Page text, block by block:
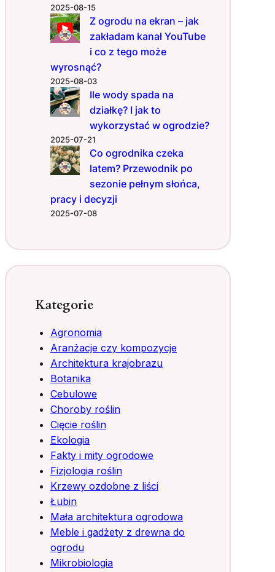
2025-08-15
Z ogrodu na ekran – jak
zakładam kanał YouTube
i co z tego może
wyrosnąć?
2025-08-03
Ile wody spada na
działkę? I jak to
wykorzystać w ogrodzie?
2025-07-21
Co ogrodnika czeka
latem? Przewodnik po
sezonie pełnym słońca,
pracy i decyzji
2025-07-08
Kategorie
Agronomia
Aranżacje czy kompozycje
Architektura krajobrazu
Botanika
Cebulowe
Choroby roślin
Cięcie roślin
Ekologia
Fakty i mity ogrodowe
Fizjologia roślin
Krzewy ozdobne z liści
Łubin
Mała architektura ogrodowa
Meble i gadżety z drewna do
ogrodu
Mikrobiologia